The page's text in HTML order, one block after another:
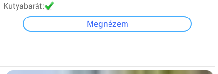
Kutyabarát:
Megnézem